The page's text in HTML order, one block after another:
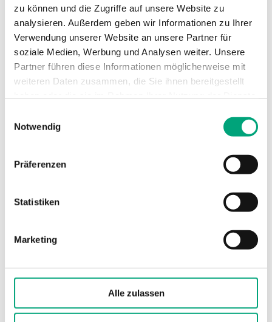
zu können und die Zugriffe auf unsere Website zu
analysieren. Außerdem geben wir Informationen zu Ihrer
Verwendung unserer Website an unsere Partner für
soziale Medien, Werbung und Analysen weiter. Unsere
Partner führen diese Informationen möglicherweise mit
weiteren Daten zusammen, die Sie ihnen bereitgestellt
Notwendig
Präferenzen
Statistiken
Marketing
Alle zulassen
SOFTWARE UND DOKUMENTATION
Artikel (1 st)
Konfigurationssoftware für Regio RCP, RCF, RC<